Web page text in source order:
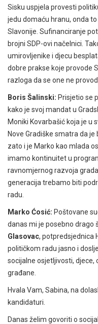
Sisku uspjela provesti
jedu domaću hranu, onda
Slavonije. Sufinanciranje
brojni SDP-ovi načelnici.
umirovljenike i djecu
dobre prakse koje provode
razloga da se one ne
Boris Šalinski: Prisjetio se
kako je svoj mandat u
Moniki Kovarbašić koja je u
Nove Gradiške smatra da
zato i je Marko kao mlada
imamo kontinuitet u
ravnomjernog razvoja
generacija trebamo biti
radu.
Marko Ćosić: Poštovane
danas mi je posebno drago
Glasovac, potpredsjednica
političkom radu jasno i
socijalne osjetljivosti, djece,
građane.
Hvala Vam, Sabina, na
kandidaturi.
Danas želim govoriti o